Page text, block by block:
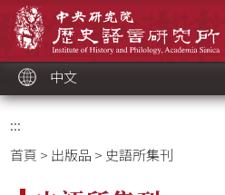
中文
:::
首頁 > 出版品 > 史語所集刊